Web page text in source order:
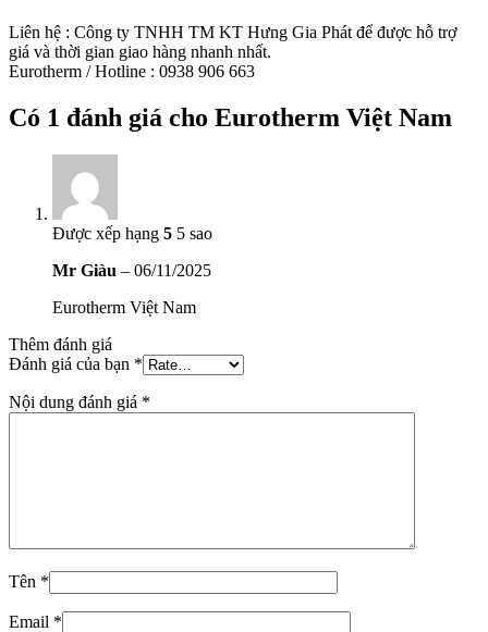
Liên hệ : Công ty TNHH TM KT Hưng Gia Phát để được hỗ trợ
giá và thời gian giao hàng nhanh nhất.
Eurotherm / Hotline : 0938 906 663
Có 1 đánh giá cho Eurotherm Việt Nam
Được xếp hạng 5 5 sao
Mr Giàu – 06/11/2025
Eurotherm Việt Nam
Thêm đánh giá
Đánh giá của bạn *
Nội dung đánh giá *
Tên *
Email *